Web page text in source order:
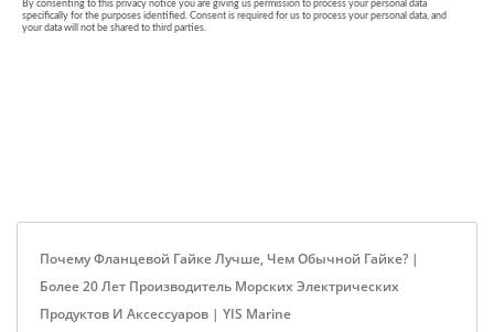
Почему Фланцевой Гайке Лучше, Чем Обычной Гайке? |
Более 20 Лет Производитель Морских Электрических
Продуктов И Аксессуаров | YIS Marine